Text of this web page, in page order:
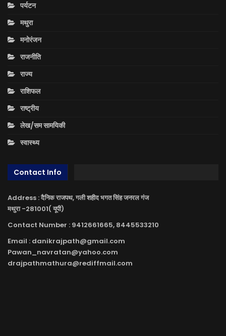
पर्यटन
मथुरा
मनोरंजन
राजनीति
राज्य
राशिफल
राष्ट्रीय
लेख/सम सामयिकी
स्वास्थ्य
Contact Info
Address : दैनिक राजपथ, गली शहीद भगत सिंह जनरल गंज
मथुरा -281001( यूपी)
Contact Number : 9412661665, 8445533210
Email : danikrajpath@gmail.com
Pawan_navratan@yahoo.com
drajpathmathura@rediffmail.com